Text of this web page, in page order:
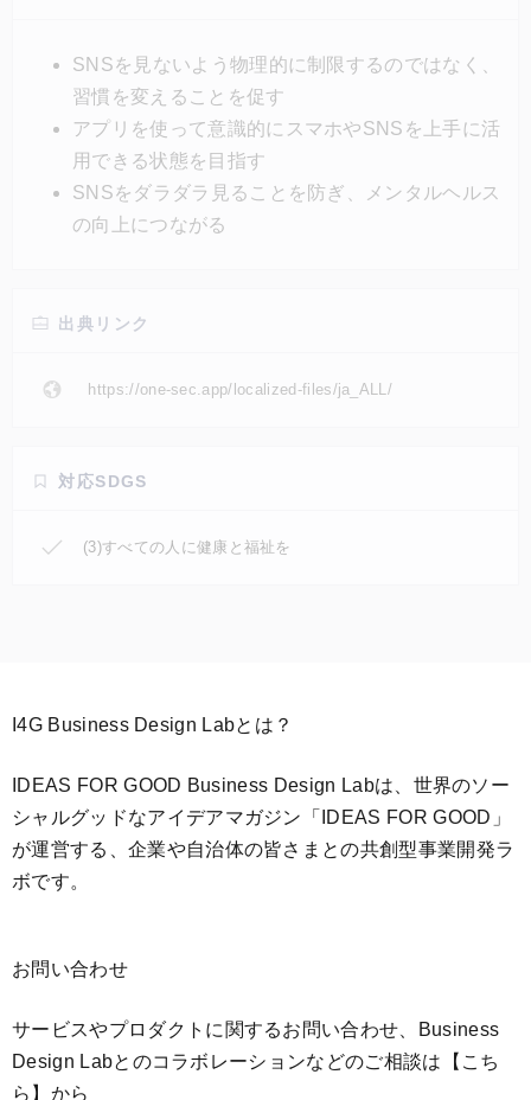
い」か選択できる。このアプリは、2年間で100万人
以上のユーザーのスクリーン時間を57%削減するな
ど、SNS利用を変える効果を上げている。
SNSを見ないよう物理的に制限するのではなく、
習慣を変えることを促す
アプリを使って意識的にスマホやSNSを上手に活
用できる状態を目指す
SNSをダラダラ見ることを防ぎ、メンタルヘルス
の向上につながる
出典リンク
https://one-sec.app/localized-files/ja_ALL/
対応SDGS
(3)すべての人に健康と福祉を
I4G Business Design Labとは？
IDEAS FOR GOOD Business Design Labは、世界のソー
シャルグッドなアイデアマガジン「IDEAS FOR GOOD」
が運営する、企業や自治体の皆さまとの共創型事業開発ラ
ボです。
お問い合わせ
サービスやプロダクトに関するお問い合わせ、Business
Design Labとのコラボレーションなどのご相談は 【こち
ら】 から